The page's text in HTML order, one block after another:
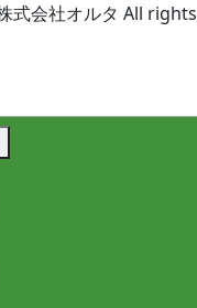
式会社オルタ All